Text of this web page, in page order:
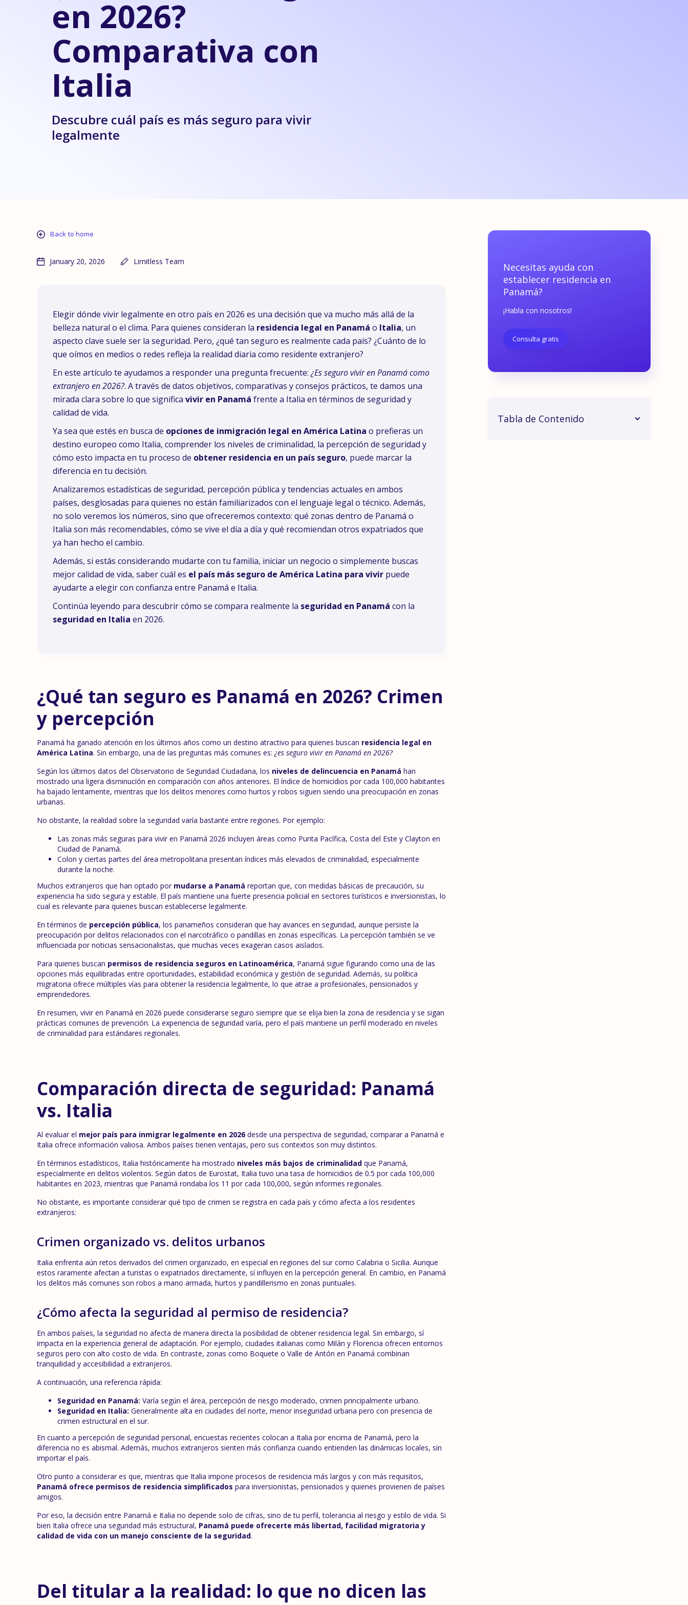
en 2026?
Comparativa con
Italia
Descubre cuál país es más seguro para vivir
legalmente
Back to home
January 20, 2026 Limitless Team
Elegir dónde vivir legalmente en otro país en 2026 es una decisión que va mucho más allá de la
belleza natural o el clima. Para quienes consideran la residencia legal en Panamá o Italia, un
aspecto clave suele ser la seguridad. Pero, ¿qué tan seguro es realmente cada país? ¿Cuánto de lo
que oímos en medios o redes refleja la realidad diaria como residente extranjero?
En este artículo te ayudamos a responder una pregunta frecuente:¿Es seguro vivir en Panamá como
extranjero en 2026?. A través de datos objetivos, comparativas y consejos prácticos, te damos una
mirada clara sobre lo que significa vivir en Panamá frente a Italia en términos de seguridad y
calidad de vida.
Ya sea que estés en busca de opciones de inmigración legal en América Latina o prefieras un
destino europeo como Italia, comprender los niveles de criminalidad, la percepción de seguridad y
cómo esto impacta en tu proceso de obtener residencia en un país seguro, puede marcar la
diferencia en tu decisión.
Analizaremos estadísticas de seguridad, percepción pública y tendencias actuales en ambos
países, desglosadas para quienes no están familiarizados con el lenguaje legal o técnico. Además,
no solo veremos los números, sino que ofreceremos contexto: qué zonas dentro de Panamá o
Italia son más recomendables, cómo se vive el día a día y qué recomiendan otros expatriados que
ya han hecho el cambio.
Además, si estás considerando mudarte con tu familia, iniciar un negocio o simplemente buscas
mejor calidad de vida, saber cuál es el país más seguro de América Latina para vivir puede
ayudarte a elegir con confianza entre Panamá e Italia.
Continúa leyendo para descubrir cómo se compara realmente la seguridad en Panamá con la
seguridad en Italia en 2026.
¿Qué tan seguro es Panamá en 2026? Crimen
y percepción
Panamá ha ganado atención en los últimos años como un destino atractivo para quienes buscan residencia legal en
América Latina. Sin embargo, una de las preguntas más comunes es: ¿es seguro vivir en Panamá en 2026?
Según los últimos datos del Observatorio de Seguridad Ciudadana, los niveles de delincuencia en Panamá han
mostrado una ligera disminución en comparación con años anteriores. El índice de homicidios por cada 100,000 habitantes
ha bajado lentamente, mientras que los delitos menores como hurtos y robos siguen siendo una preocupación en zonas
urbanas.
No obstante, la realidad sobre la seguridad varía bastante entre regiones. Por ejemplo:
Las zonas más seguras para vivir en Panamá 2026 incluyen áreas como Punta Pacífica, Costa del Este y Clayton en
Ciudad de Panamá.
Colon y ciertas partes del área metropolitana presentan índices más elevados de criminalidad, especialmente
durante la noche.
Muchos extranjeros que han optado por mudarse a Panamá reportan que, con medidas básicas de precaución, su
experiencia ha sido segura y estable. El país mantiene una fuerte presencia policial en sectores turísticos e inversionistas, lo
cual es relevante para quienes buscan establecerse legalmente.
En términos de percepción pública, los panameños consideran que hay avances en seguridad, aunque persiste la
preocupación por delitos relacionados con el narcotráfico o pandillas en zonas específicas. La percepción también se ve
influenciada por noticias sensacionalistas, que muchas veces exageran casos aislados.
Para quienes buscan permisos de residencia seguros en Latinoamérica, Panamá sigue figurando como una de las
opciones más equilibradas entre oportunidades, estabilidad económica y gestión de seguridad. Además, su política
migratoria ofrece múltiples vías para obtener la residencia legalmente, lo que atrae a profesionales, pensionados y
emprendedores.
En resumen, vivir en Panamá en 2026 puede considerarse seguro siempre que se elija bien la zona de residencia y se sigan
prácticas comunes de prevención. La experiencia de seguridad varía, pero el país mantiene un perfil moderado en niveles
de criminalidad para estándares regionales.
Comparación directa de seguridad: Panamá
vs. Italia
Al evaluar el mejor país para inmigrar legalmente en 2026desde una perspectiva de seguridad, comparar a Panamá e
Italia ofrece información valiosa. Ambos países tienen ventajas, pero sus contextos son muy distintos.
En términos estadísticos, Italia históricamente ha mostrado niveles más bajos de criminalidad que Panamá,
especialmente en delitos violentos. Según datos de Eurostat, Italia tuvo una tasa de homicidios de 0.5 por cada 100,000
habitantes en 2023, mientras que Panamá rondaba los 11 por cada 100,000, según informes regionales.
No obstante, es importante considerar qué tipo de crimen se registra en cada país y cómo afecta a los residentes
extranjeros:
Crimen organizado vs. delitos urbanos
Italia enfrenta aún retos derivados del crimen organizado, en especial en regiones del sur como Calabria o Sicilia. Aunque
estos raramente afectan a turistas o expatriados directamente, sí influyen en la percepción general. En cambio, en Panamá
los delitos más comunes son robos a mano armada, hurtos y pandillerismo en zonas puntuales.
¿Cómo afecta la seguridad al permiso de residencia?
En ambos países, la seguridad no afecta de manera directa la posibilidad de obtener residencia legal. Sin embargo, sí
impacta en la experiencia general de adaptación. Por ejemplo, ciudades italianas como Milán y Florencia ofrecen entornos
seguros pero con alto costo de vida. En contraste, zonas como Boquete o Valle de Antón en Panamá combinan
tranquilidad y accesibilidad a extranjeros.
A continuación, una referencia rápida:
Seguridad en Panamá: Varía según el área, percepción de riesgo moderado, crimen principalmente urbano.
Seguridad en Italia: Generalmente alta en ciudades del norte, menor inseguridad urbana pero con presencia de
crimen estructural en el sur.
En cuanto a percepción de seguridad personal, encuestas recientes colocan a Italia por encima de Panamá, pero la
diferencia no es abismal. Además, muchos extranjeros sienten más confianza cuando entienden las dinámicas locales, sin
importar el país.
Otro punto a considerar es que, mientras que Italia impone procesos de residencia más largos y con más requisitos,
Panamá ofrece permisos de residencia simplificados para inversionistas, pensionados y quienes provienen de países
amigos.
Por eso, la decisión entre Panamá e Italia no depende solo de cifras, sino de tu perfil, tolerancia al riesgo y estilo de vida. Si
bien Italia ofrece una seguridad más estructural, Panamá puede ofrecerte más libertad, facilidad migratoria y
calidad de vida con un manejo consciente de la seguridad.
Del titular a la realidad: lo que no dicen las
Necesitas ayuda con
establecer residencia en
Panamá?
¡Habla con nosotros!
Consulta gratis
Tabla de Contenido